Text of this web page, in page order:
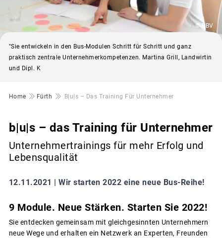
© BBV
"Sie entwickeln in den Bus-Modulen Schritt für Schritt und ganz
praktisch zentrale Unternehmerkompetenzen. Martina Grill, Landwirtin
und Dipl. K
Pfadnavigation
Home Fürth B|u|s – Das Training Für Unternehmer
b|u|s – das Training für Unternehmer
Unternehmertrainings für mehr Erfolg und
Lebensqualität
12.11.2021 | Wir starten 2022 eine neue Bus-Reihe!
9 Module. Neue Stärken. Starten Sie 2022!
Sie entdecken gemeinsam mit gleichgesinnten Unternehmern
neue Wege und erhalten ein Netzwerk an Experten, Freunden